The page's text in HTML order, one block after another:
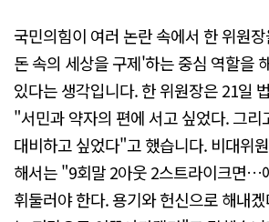
국민의힘이 여러 논란 속에서 한 위원
돈 속의 세상을 구제'하는 중심 역할을
있다는 생각입니다. 한 위원장은 21일
"서민과 약자의 편에 서고 싶었다. 그리
대비하고 싶었다"고 했습니다. 비대위
해서는 "9회말 2아웃 2스트라이크면…
휘둘러야 한다. 용기와 헌신으로 해내